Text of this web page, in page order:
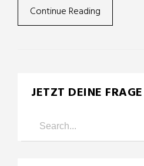
Continue Reading
JETZT DEINE FRAGE